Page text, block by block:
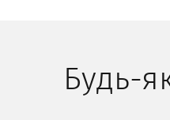
Будь-